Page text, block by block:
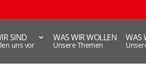
SIND
uns vor
WAS WIR WOLLEN
Unsere Themen
WAS